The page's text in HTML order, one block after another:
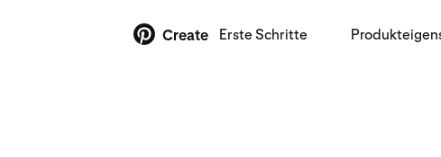
Create Erste Schritte